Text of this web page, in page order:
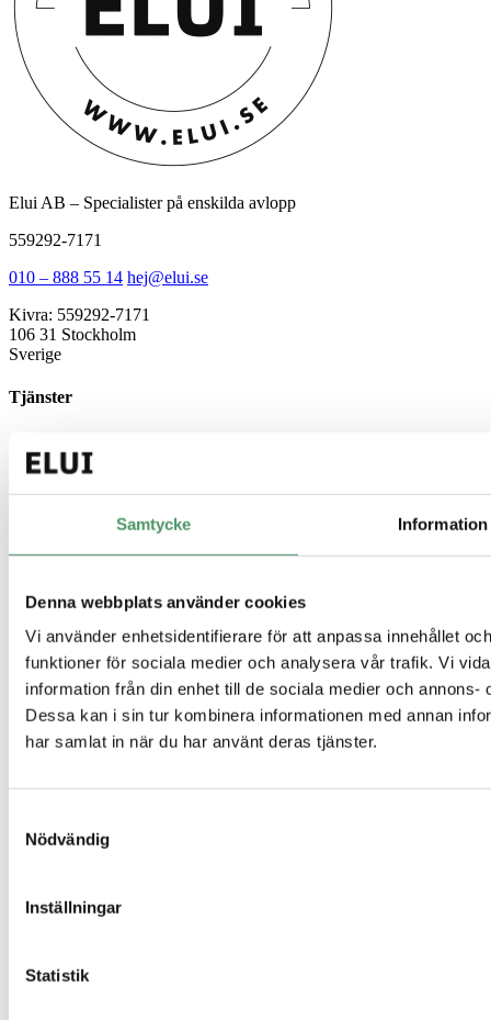
Samtycke Information
Denna webbplats använder cookies
Vi använder enhetsidentifierare för att anpassa innehållet
funktioner för sociala medier och analysera vår trafik. Vi
information från din enhet till de sociala medier och
Dessa kan i sin tur kombinera informationen med annan
har samlat in när du har använt deras tjänster.
Nödvändig
Inställningar
Statistik
Elui AB – Specialister på enskilda avlopp
559292-7171
010 – 888 55 14 hej@elui.se
Kivra: 559292-7171
106 31 Stockholm
Sverige
Tjänster
Markbaserad rening
Källsorterat avlopp
Gemensamt avlopp
Minireningsverk guide
Slamavskiljare
Infiltration
Hög skyddsnivå
Avlopp för fritidshus
Genvägar
Kontakt
Referensprojekt
Vanliga frågor
Om oss